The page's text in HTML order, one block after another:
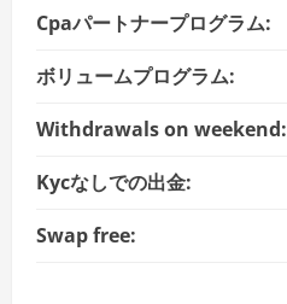
Cpaパートナープログラム:
ボリュームプログラム:
Withdrawals on weekend:
Kycなしでの出金:
Swap free: